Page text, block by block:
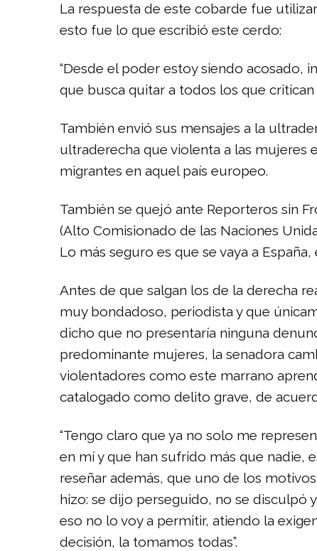
La respuesta de este cobarde fue
esto fue lo que escribió este cerdo:
“Desde el poder estoy siendo acosado,
que busca quitar a todos los que
También envió sus mensajes a la
ultraderecha que violenta a las mujeres
migrantes en aquel país europeo.
También se quejó ante Reporteros sin
(Alto Comisionado de las Naciones
Lo más seguro es que se vaya a
Antes de que salgan los de la derecha
muy bondadoso, periodista y que
dicho que no presentaría ninguna
predominante mujeres, la senadora
violentadores como este marrano
catalogado como delito grave, de
“Tengo claro que ya no solo me
en mí y que han sufrido más que nadie,
reseñar además, que uno de los
hizo: se dijo perseguido, no se disculpó
eso no lo voy a permitir, atiendo la
decisión, la tomamos todas”.